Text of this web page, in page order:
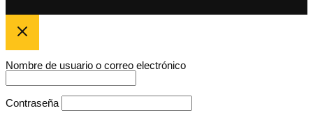
Nombre de usuario o correo electrónico
Contraseña